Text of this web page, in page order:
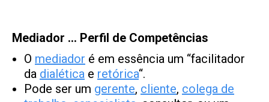
Mediador … Perfil de Competências
O mediador é em essência um “facilitador
da dialética e retórica“.
Pode ser um gerente, cliente, colega de